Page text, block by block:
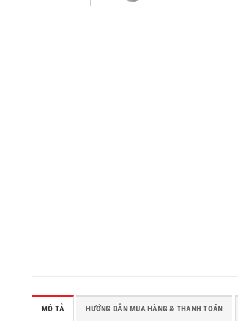
MÔ TẢ HƯỚNG DẪN MUA HÀNG & THANH TOÁN